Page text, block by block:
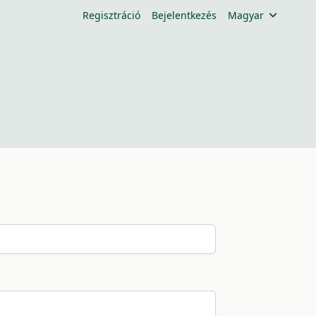
Regisztráció Bejelentkezés Magyar